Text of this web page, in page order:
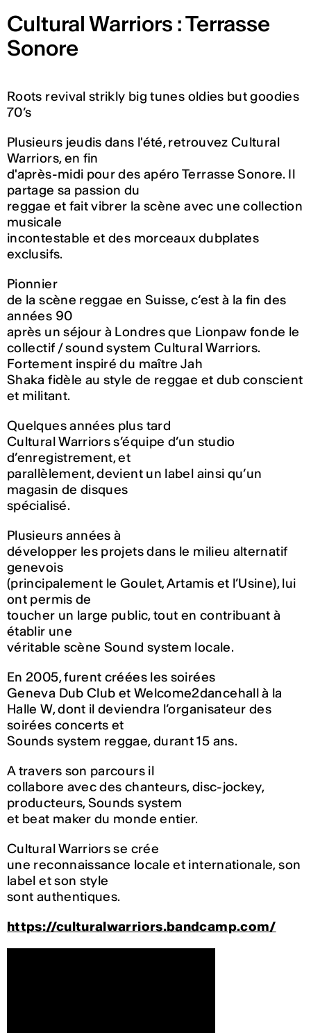
Cultural Warriors : Terrasse
Sonore
Roots revival strikly big tunes oldies but goodies
70’s
Plusieurs jeudis dans l'été, retrouvez Cultural
Warriors, en fin
d'après-midi pour des apéro Terrasse Sonore. Il
partage sa passion du
reggae et fait vibrer la scène avec une collection
musicale
incontestable et des morceaux dubplates
exclusifs.
Pionnier
de la scène reggae en Suisse, c‘est à la fin des
années 90
après un séjour à Londres que Lionpaw fonde le
collectif / sound system Cultural Warriors.
Fortement inspiré du maître Jah
Shaka fidèle au style de reggae et dub conscient
et militant.
Quelques années plus tard
Cultural Warriors s’équipe d’un studio
d’enregistrement, et
parallèlement, devient un label ainsi qu’un
magasin de disques
spécialisé.
Plusieurs années à
développer les projets dans le milieu alternatif
genevois
(principalement le Goulet, Artamis et l’Usine), lui
ont permis de
toucher un large public, tout en contribuant à
établir une
véritable scène Sound system locale.
En 2005, furent créées les soirées
Geneva Dub Club et Welcome2dancehall à la
Halle W, dont il deviendra l’organisateur des
soirées concerts et
Sounds system reggae, durant 15 ans.
A travers son parcours il
collabore avec des chanteurs, disc-jockey,
producteurs, Sounds system
et beat maker du monde entier.
Cultural Warriors se crée
une reconnaissance locale et internationale, son
label et son style
sont authentiques.
https://culturalwarriors.bandcamp.com/